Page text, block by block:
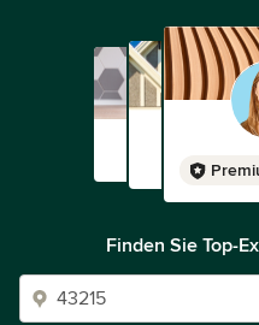
Finden Sie Top-